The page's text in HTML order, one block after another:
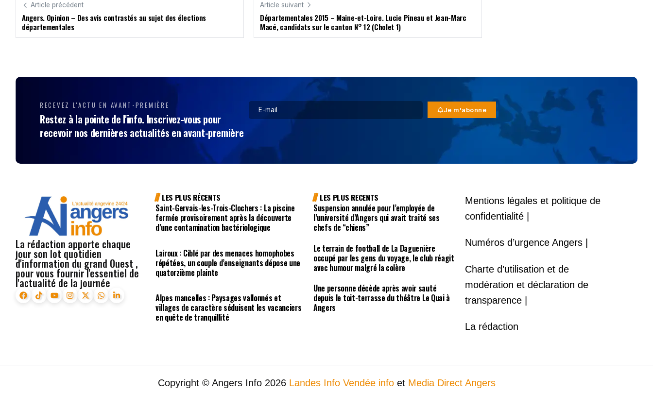
Article précédent
Angers. Opinion – Des avis contrastés au sujet des élections
départementales
Article suivant
Départementales 2015 – Maine-et-Loire. Lucie Pineau et Jean-Marc
Macé, candidats sur le canton N° 12 (Cholet 1)
RECEVEZ L'ACTU EN AVANT-PREMIÈRE
Restez à la pointe de l'info. Inscrivez-vous pour
recevoir nos dernières actualités en avant-première
Je m'abonne
La rédaction apporte chaque
jour son lot quotidien
d'information du grand Ouest ,
pour vous fournir l'essentiel de
l'actualité de la journée
LES PLUS RÉCENTS
Saint-Gervais-les-Trois-Clochers : La piscine
fermée provisoirement après la découverte
d’une contamination bactériologique
Lairoux : Ciblé par des menaces homophobes
répétées, un couple d’enseignants dépose une
quatorzième plainte
Alpes mancelles : Paysages vallonnés et
villages de caractère séduisent les vacanciers
en quête de tranquillité
LES PLUS RECENTS
Suspension annulée pour l’employée de
l’université d’Angers qui avait traité ses
chefs de “chiens”
Le terrain de football de La Daguenière
occupé par les gens du voyage, le club réagit
avec humour malgré la colère
Une personne décède après avoir sauté
depuis le toit-terrasse du théâtre Le Quai à
Angers
Mentions légales et politique de
confidentialité |
Numéros d’urgence Angers |
Charte d’utilisation et de
modération et déclaration de
transparence |
La rédaction
Copyright © Angers Info 2026 Landes Info Vendée infoet Media Direct Angers